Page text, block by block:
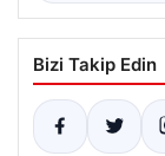
Bizi Takip Edin